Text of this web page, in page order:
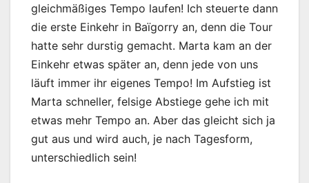
gleichmäßiges Tempo laufen! Ich steuerte dann
die erste Einkehr in Baïgorry an, denn die Tour
hatte sehr durstig gemacht. Marta kam an der
Einkehr etwas später an, denn jede von uns
läuft immer ihr eigenes Tempo! Im Aufstieg ist
Marta schneller, felsige Abstiege gehe ich mit
etwas mehr Tempo an. Aber das gleicht sich ja
gut aus und wird auch, je nach Tagesform,
unterschiedlich sein!